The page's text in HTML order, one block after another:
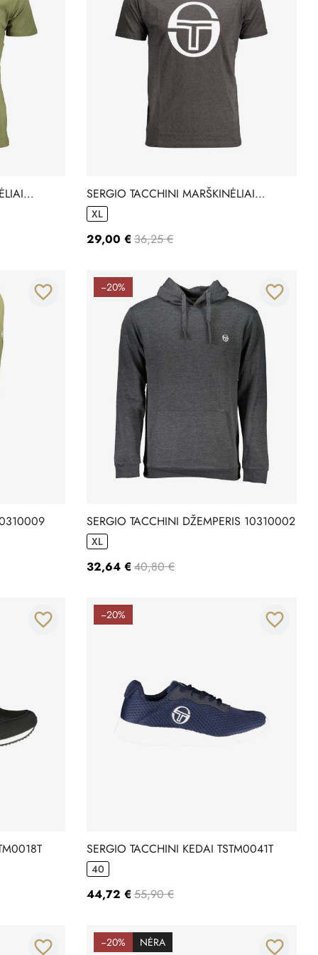
SERGIO TACCHINI MARŠKINĖLIAI
10310008
XL
29,00 € 36,25 €
favorite_border −20% favorite_border
SERGIO TACCHINI DŽEMPERIS 10310002
XL
32,64 € 40,80 €
favorite_border −20% favorite_border
SERGIO TACCHINI KEDAI TSTM0041T
40
44,72 € 55,90 €
favorite_border −20% NĖRA favorite_border